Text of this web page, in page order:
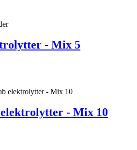
- Mix 5
- Mix 10